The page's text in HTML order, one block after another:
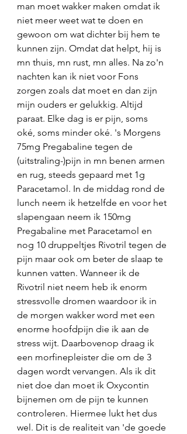
man moet wakker maken omdat ik
niet meer weet wat te doen en
gewoon om wat dichter bij hem te
kunnen zijn. Omdat dat helpt, hij is
mn thuis, mn rust, mn alles. Na zo'n
nachten kan ik niet voor Fons
zorgen zoals dat moet en dan zijn
mijn ouders er gelukkig. Altijd
paraat. Elke dag is er pijn, soms
oké, soms minder oké. 's Morgens
75mg Pregabaline tegen de
(uitstraling-)pijn in mn benen armen
en rug, steeds gepaard met 1g
Paracetamol. In de middag rond de
lunch neem ik hetzelfde en voor het
slapengaan neem ik 150mg
Pregabaline met Paracetamol en
nog 10 druppeltjes Rivotril tegen de
pijn maar ook om beter de slaap te
kunnen vatten. Wanneer ik de
Rivotril niet neem heb ik enorm
stressvolle dromen waardoor ik in
de morgen wakker word met een
enorme hoofdpijn die ik aan de
stress wijt. Daarbovenop draag ik
een morfinepleister die om de 3
dagen wordt vervangen. Als ik dit
niet doe dan moet ik Oxycontin
bijnemen om de pijn te kunnen
controleren. Hiermee lukt het dus
wel. Dit is de realiteit van 'de goede